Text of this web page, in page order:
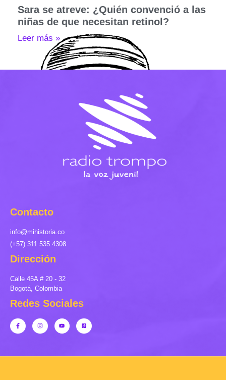
Sara se atreve: ¿Quién convenció a las
niñas de que necesitan retinol?
Leer más »
Contacto
info@mihistoria.co
(+57) 311 535 4308
Dirección
Calle 45A # 20 - 32
Bogotá, Colombia
Redes Sociales